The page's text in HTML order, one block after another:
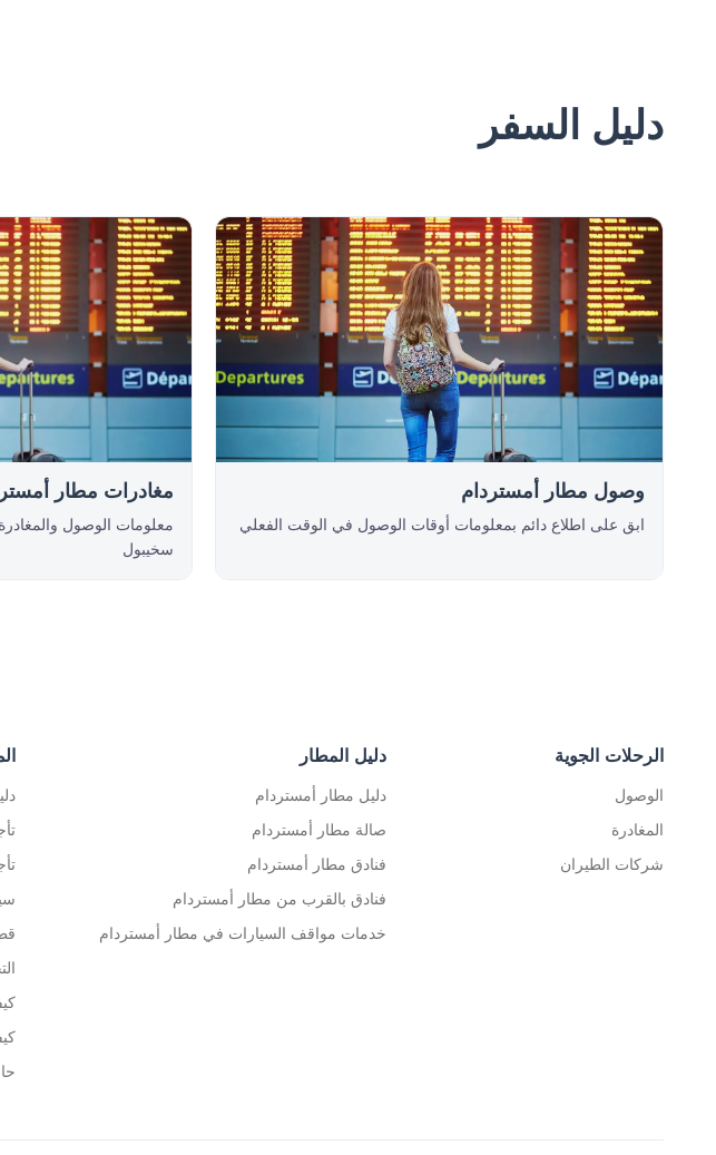
دليل السفر
وصول مطار أمستردام
ابق على اطلاع دائم بمعلومات أوقات الوصول في الوقت الفعلي
مغادرات مطار
معلومات الوصول
سخيبول
الرحلات الجوية
الوصول
المغادرة
شركات الطيران
دليل المطار
دليل مطار أمستردام
صالة مطار أمستردام
فنادق مطار أمستردام
فنادق بالقرب من مطار أمستردام
خدمات مواقف السيارات في مطار أمستردام